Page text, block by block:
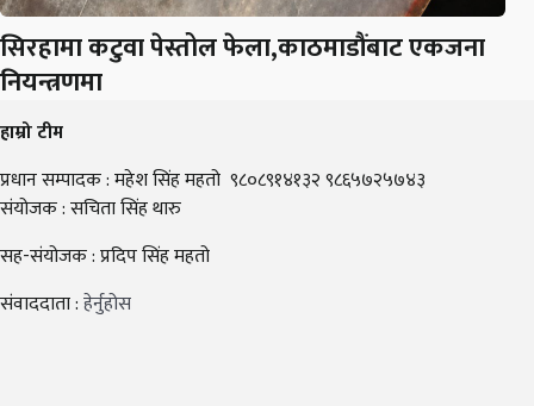
सिरहामा कटुवा पेस्तोल फेला,काठमाडौंबाट एकजना
नियन्त्रणमा
हाम्रो टीम
प्रधान सम्पादक : महेश सिंह महतो ९८०८९१४१३२ ९८६५७२५७४३
संयोजक : सचिता सिंह थारु
सह-संयोजक : प्रदिप सिंह महतो
संवाददाता :हेर्नुहोस